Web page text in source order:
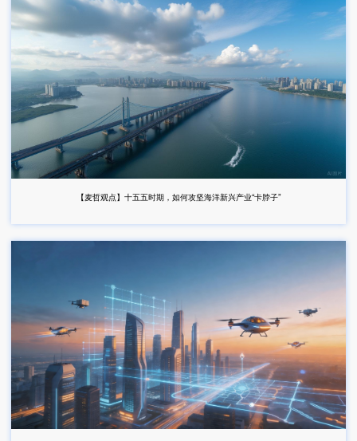
【麦哲观点】十五五时期，如何攻坚海洋新兴产业“卡脖子”